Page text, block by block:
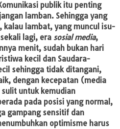
publik itu penting
lamban. Sehingga yang
kalau lambat, yang muncul isu-
lagi, era sosial media,
menit, sudah bukan hari
kecil dan Saudara-
sehingga tidak ditangani,
dengan kecepatan (media
untuk kemudian
pada posisi yang normal,
gampang sensitif dan
optimisme harus